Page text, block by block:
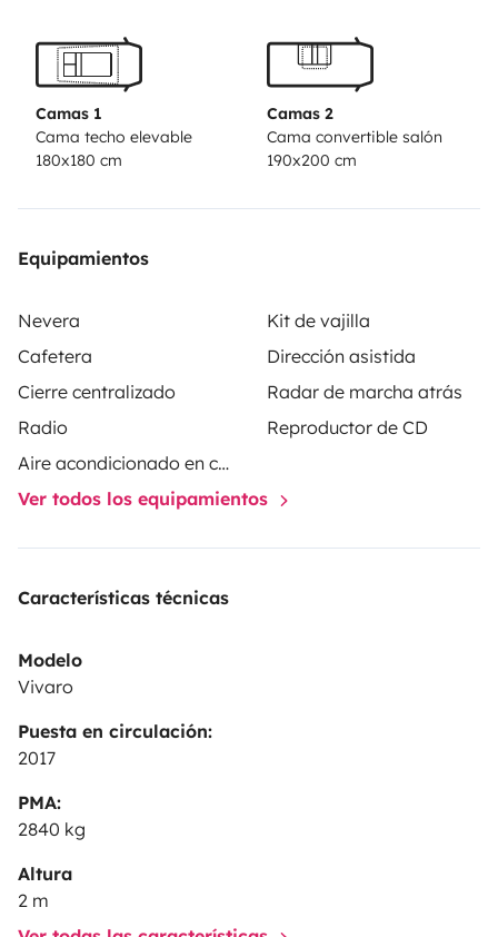
Camas 1
Cama techo elevable
180x180 cm
Camas 2
Cama convertible salón
190x200 cm
Equipamientos
Nevera
Kit de vajilla
Cafetera
Dirección asistida
Cierre centralizado
Radar de marcha atrás
Radio
Reproductor de CD
Aire acondicionado en cabina
Ver todos los equipamientos
Características técnicas
Modelo
Vivaro
Puesta en circulación:
2017
PMA:
2840 kg
Altura
2 m